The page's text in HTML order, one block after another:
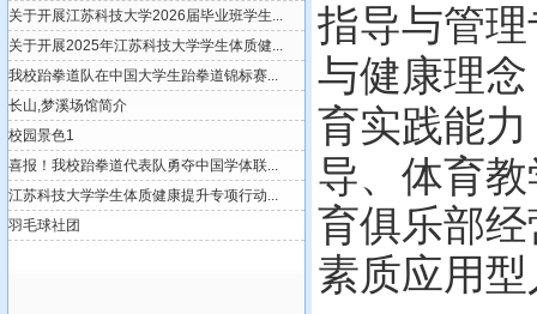
指导与管
与健康理念
育实践能力
导、 体育
育俱乐部
素质应用